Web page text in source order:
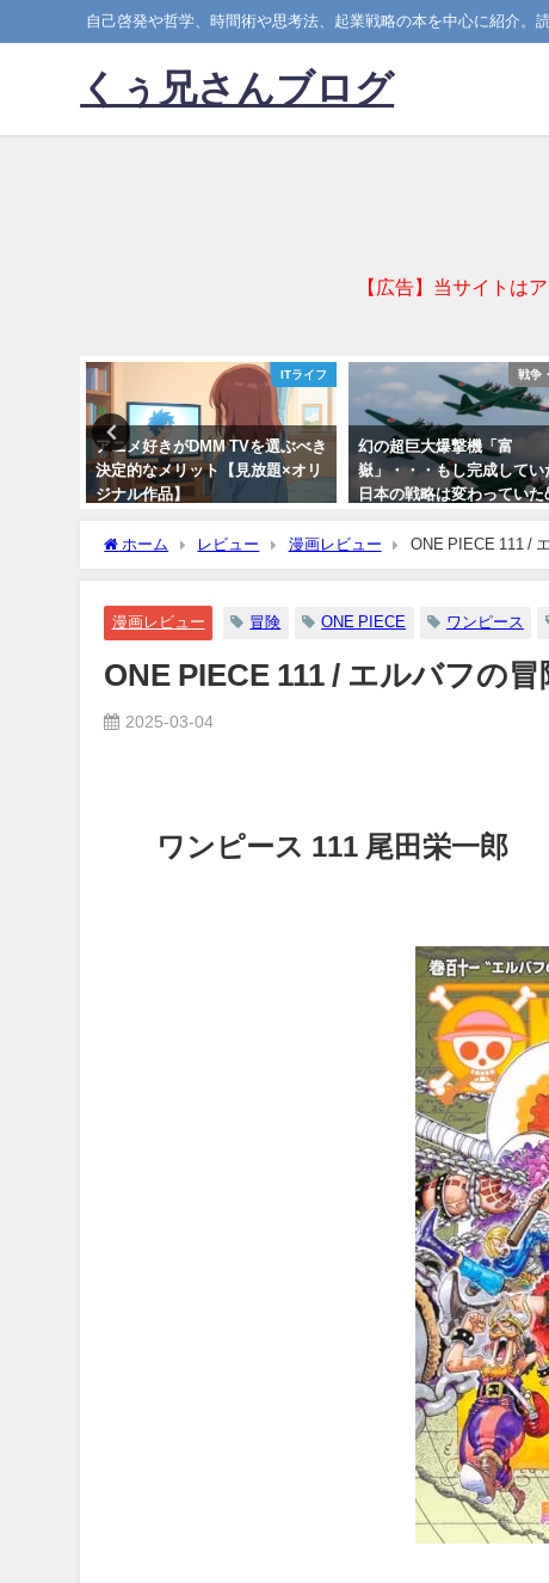
自己啓発や哲学、時間術や思考法、起業戦略の本を中心に紹介。
くぅ兄さんブログ
【広告】当サイトは
ITライフ
アニメ好きがDMM TVを選ぶべき
決定的なメリット【見放題×オリ
ジナル作品】
戦争
幻の超巨大爆撃機「富
嶽」・・・もし完成してい
日本の戦略は変わっていた
か？
2025-08-15
ホーム レビュー 漫画レビュー ONE PIECE 111 /
漫画レビュー 冒険 ONE PIECE ワンピース
ONE PIECE 111 / エルバフの冒
2025-03-04
ワンピース 111 尾田栄一郎